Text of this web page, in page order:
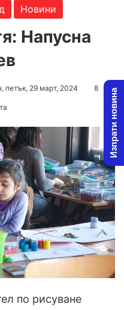
Новини
Напусна
петък, 29 март, 2024 8
по рисуване
Изпрати новина